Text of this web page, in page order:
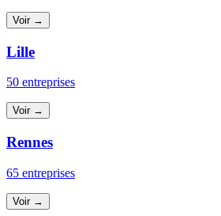
Voir →
Lille
50 entreprises
Voir →
Rennes
65 entreprises
Voir →